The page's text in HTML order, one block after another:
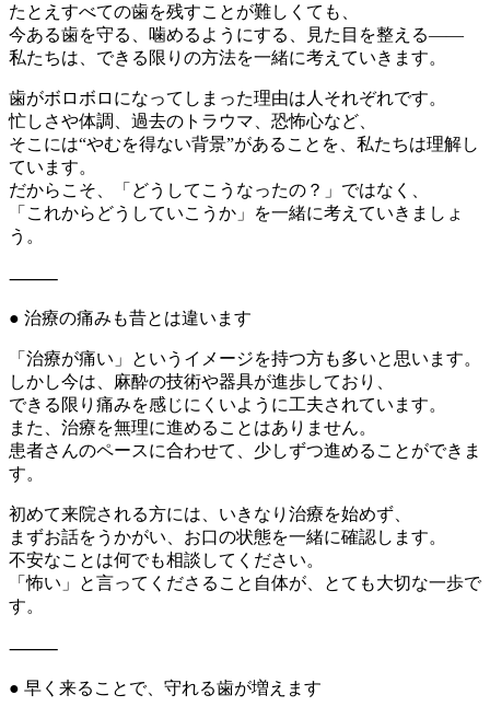
たとえすべての歯を残すことが難しくても、
今ある歯を守る、噛めるようにする、見た目を整える――
私たちは、できる限りの方法を一緒に考えていきます。
歯がボロボロになってしまった理由は人それぞれです。
忙しさや体調、過去のトラウマ、恐怖心など、
そこには“やむを得ない背景”があることを、私たちは理解し
ています。
だからこそ、「どうしてこうなったの？」ではなく、
「これからどうしていこうか」を一緒に考えていきましょ
う。
⸻
● 治療の痛みも昔とは違います
「治療が痛い」というイメージを持つ方も多いと思います。
しかし今は、麻酔の技術や器具が進歩しており、
できる限り痛みを感じにくいように工夫されています。
また、治療を無理に進めることはありません。
患者さんのペースに合わせて、少しずつ進めることができま
す。
初めて来院される方には、いきなり治療を始めず、
まずお話をうかがい、お口の状態を一緒に確認します。
不安なことは何でも相談してください。
「怖い」と言ってくださること自体が、とても大切な一歩で
す。
⸻
● 早く来ることで、守れる歯が増えます